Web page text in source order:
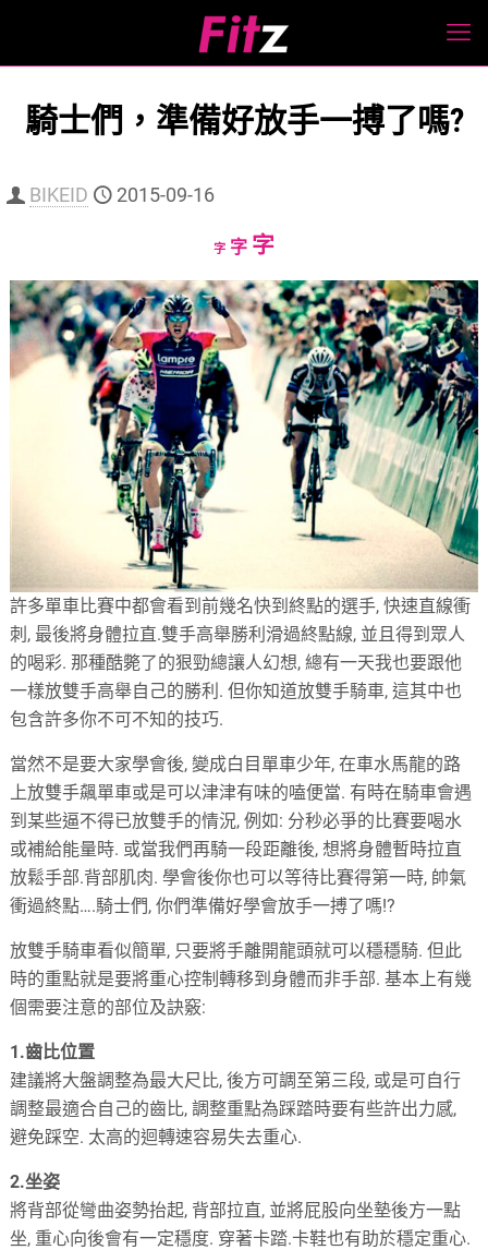
騎士們，準備好放手一搏了嗎?
BIKEID 2015-09-16
字Decrease
size.
字Reset
size.
字Increase
size.
許多單車比賽中都會看到前幾名快到終點的選手, 快速直線衝
刺, 最後將身體拉直.雙手高舉勝利滑過終點線, 並且得到眾人
的喝彩. 那種酷斃了的狠勁總讓人幻想, 總有一天我也要跟他
一樣放雙手高舉自己的勝利. 但你知道放雙手騎車, 這其中也
包含許多你不可不知的技巧.
當然不是要大家學會後, 變成白目單車少年, 在車水馬龍的路
上放雙手飆單車或是可以津津有味的嗑便當. 有時在騎車會遇
到某些逼不得已放雙手的情況, 例如: 分秒必爭的比賽要喝水
或補給能量時. 或當我們再騎一段距離後, 想將身體暫時拉直
放鬆手部.背部肌肉. 學會後你也可以等待比賽得第一時, 帥氣
衝過終點….騎士們, 你們準備好學會放手一搏了嗎!?
放雙手騎車看似簡單, 只要將手離開龍頭就可以穩穩騎. 但此
時的重點就是要將重心控制轉移到身體而非手部. 基本上有幾
個需要注意的部位及訣竅:
1.齒比位置
建議將大盤調整為最大尺比, 後方可調至第三段, 或是可自行
調整最適合自己的齒比, 調整重點為踩踏時要有些許出力感,
避免踩空. 太高的迴轉速容易失去重心.
2.坐姿
將背部從彎曲姿勢抬起, 背部拉直, 並將屁股向坐墊後方一點
坐, 重心向後會有一定穩度. 穿著卡踏.卡鞋也有助於穩定重心.